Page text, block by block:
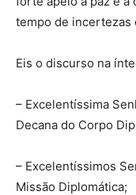
tempo de incertezas
Eis o discurso na
– Excelentíssima
Decana do Corpo
– Excelentíssimos
Missão Diplomática;